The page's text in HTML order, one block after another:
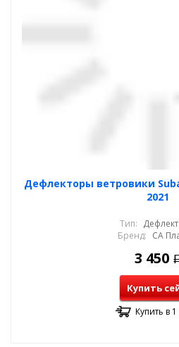
Дефлекторы ветровики
2021
Тип:
Бренд: СА
3 450
Купить
Купить в